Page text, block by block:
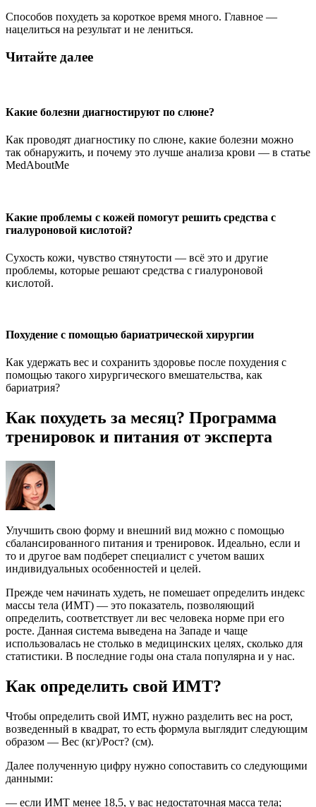
Способов похудеть за короткое время много. Главное —
нацелиться на результат и не лениться.
Читайте далее
Какие болезни диагностируют по слюне?
Как проводят диагностику по слюне, какие болезни можно
так обнаружить, и почему это лучше анализа крови — в статье
MedAboutMe
Какие проблемы с кожей помогут решить средства с
гиалуроновой кислотой?
Сухость кожи, чувство стянутости — всё это и другие
проблемы, которые решают средства с гиалуроновой
кислотой.
Похудение с помощью бариатрической хирургии
Как удержать вес и сохранить здоровье после похудения с
помощью такого хирургического вмешательства, как
бариатрия?
Как похудеть за месяц? Программа
тренировок и питания от эксперта
Улучшить свою форму и внешний вид можно с помощью
сбалансированного питания и тренировок. Идеально, если и
то и другое вам подберет специалист с учетом ваших
индивидуальных особенностей и целей.
Прежде чем начинать худеть, не помешает определить индекс
массы тела (ИМТ) — это показатель, позволяющий
определить, соответствует ли вес человека норме при его
росте. Данная система выведена на Западе и чаще
использовалась не столько в медицинских целях, сколько для
статистики. В последние годы она стала популярна и у нас.
Как определить свой ИМТ?
Чтобы определить свой ИМТ, нужно разделить вес на рост,
возведенный в квадрат, то есть формула выглядит следующим
образом — Вес (кг)/Рост? (см).
Далее полученную цифру нужно сопоставить со следующими
данными:
— если ИМТ менее 18,5, у вас недостаточная масса тела;